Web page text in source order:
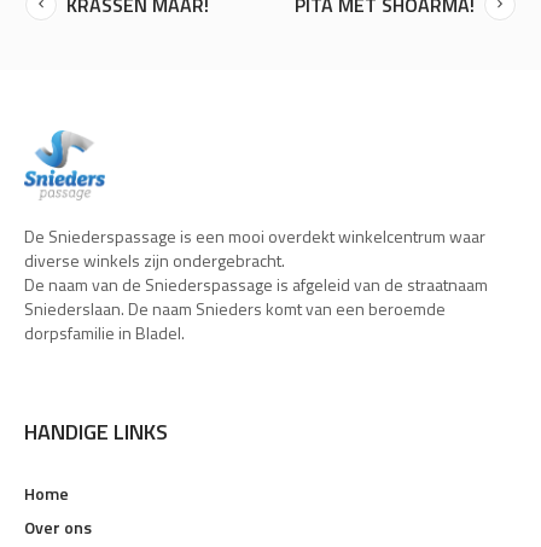
De Sniederspassage is een mooi overdekt winkelcentrum waar
diverse winkels zijn ondergebracht.
De naam van de Sniederspassage is afgeleid van de straatnaam
Sniederslaan. De naam Snieders komt van een beroemde
dorpsfamilie in Bladel.
HANDIGE LINKS
Home
Over ons